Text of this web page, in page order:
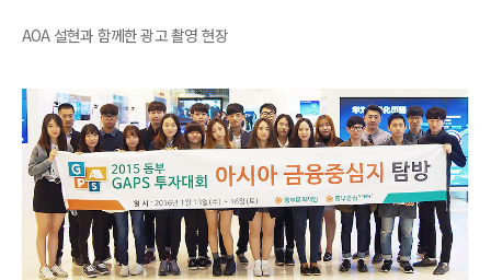
AOA 설현과 함께한 광고 촬영 현장